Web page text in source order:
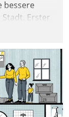
bessere
Erster
Hub mit